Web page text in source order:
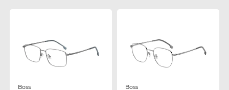
Boss Boss